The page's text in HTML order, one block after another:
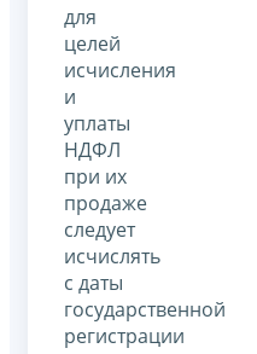
для
целей
исчисления
и
уплаты
НДФЛ
при их
продаже
следует
исчислять
с даты
государственной
регистрации